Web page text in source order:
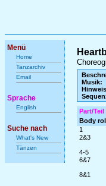
Menü
Home
Tanzarchiv
Email
Sprache
English
Suche nach
What's New
Tänzen
Musik:
Part/Teil
Body
1
2&3
4-5
6&7
8&1